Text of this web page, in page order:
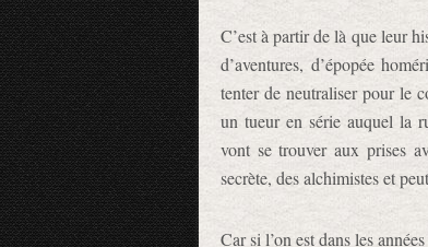
C’est à partir de là que leur
d’aventures, d’épopée
tenter de neutraliser pour le
un tueur en série auquel la
vont se trouver aux prises
secrète, des alchimistes et
Car si l’on est dans les